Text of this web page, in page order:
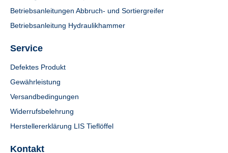
Betriebsanleitungen Abbruch- und Sortiergreifer
Betriebsanleitung Hydraulikhammer
Service
Defektes Produkt
Gewährleistung
Versandbedingungen
Widerrufsbelehrung
Herstellererklärung LIS Tieflöffel
Kontakt